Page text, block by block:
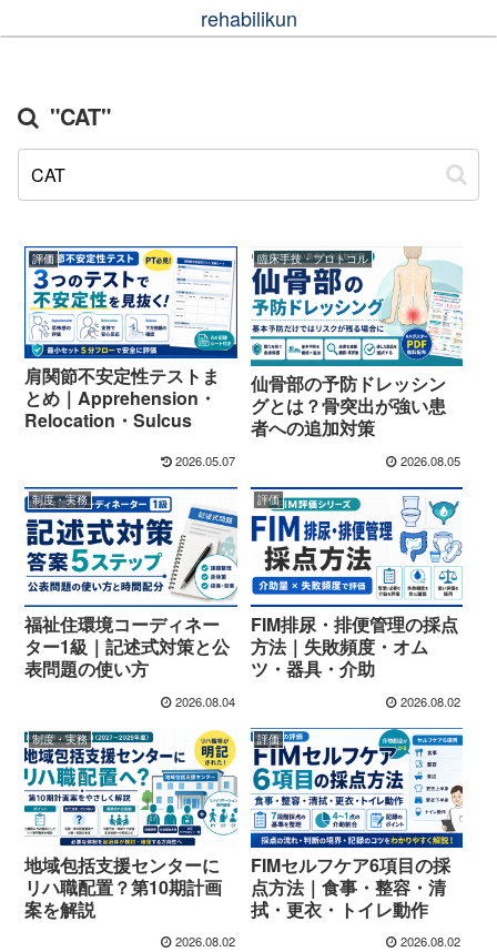
rehabilikun
"CAT"
評価
肩関節不安定性テストま
とめ｜Apprehension・
Relocation・Sulcus
2026.05.07
臨床手技・プロトコル
仙骨部の予防ドレッシン
グとは？骨突出が強い患
者への追加対策
2026.08.05
制度・実務
福祉住環境コーディネー
ター1級｜記述式対策と公
表問題の使い方
2026.08.04
評価
FIM排尿・排便管理の採点
方法｜失敗頻度・オム
ツ・器具・介助
2026.08.02
制度・実務
地域包括支援センターに
リハ職配置？第10期計画
案を解説
2026.08.02
評価
FIMセルフケア6項目の採
点方法｜食事・整容・清
拭・更衣・トイレ動作
2026.08.02